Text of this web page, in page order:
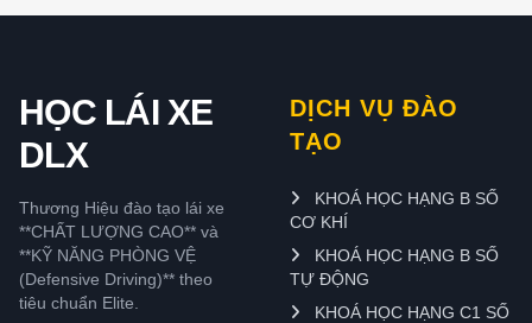
HỌC LÁI XE
DLX
Thương Hiệu đào tạo lái xe
**CHẤT LƯỢNG CAO** và
**KỸ NĂNG PHÒNG VỆ
(Defensive Driving)** theo
tiêu chuẩn Elite.
DỊCH VỤ ĐÀO
TẠO
KHOÁ HỌC HẠNG B SỐ
CƠ KHÍ
KHOÁ HỌC HẠNG B SỐ
TỰ ĐỘNG
KHOÁ HỌC HẠNG C1 SỐ